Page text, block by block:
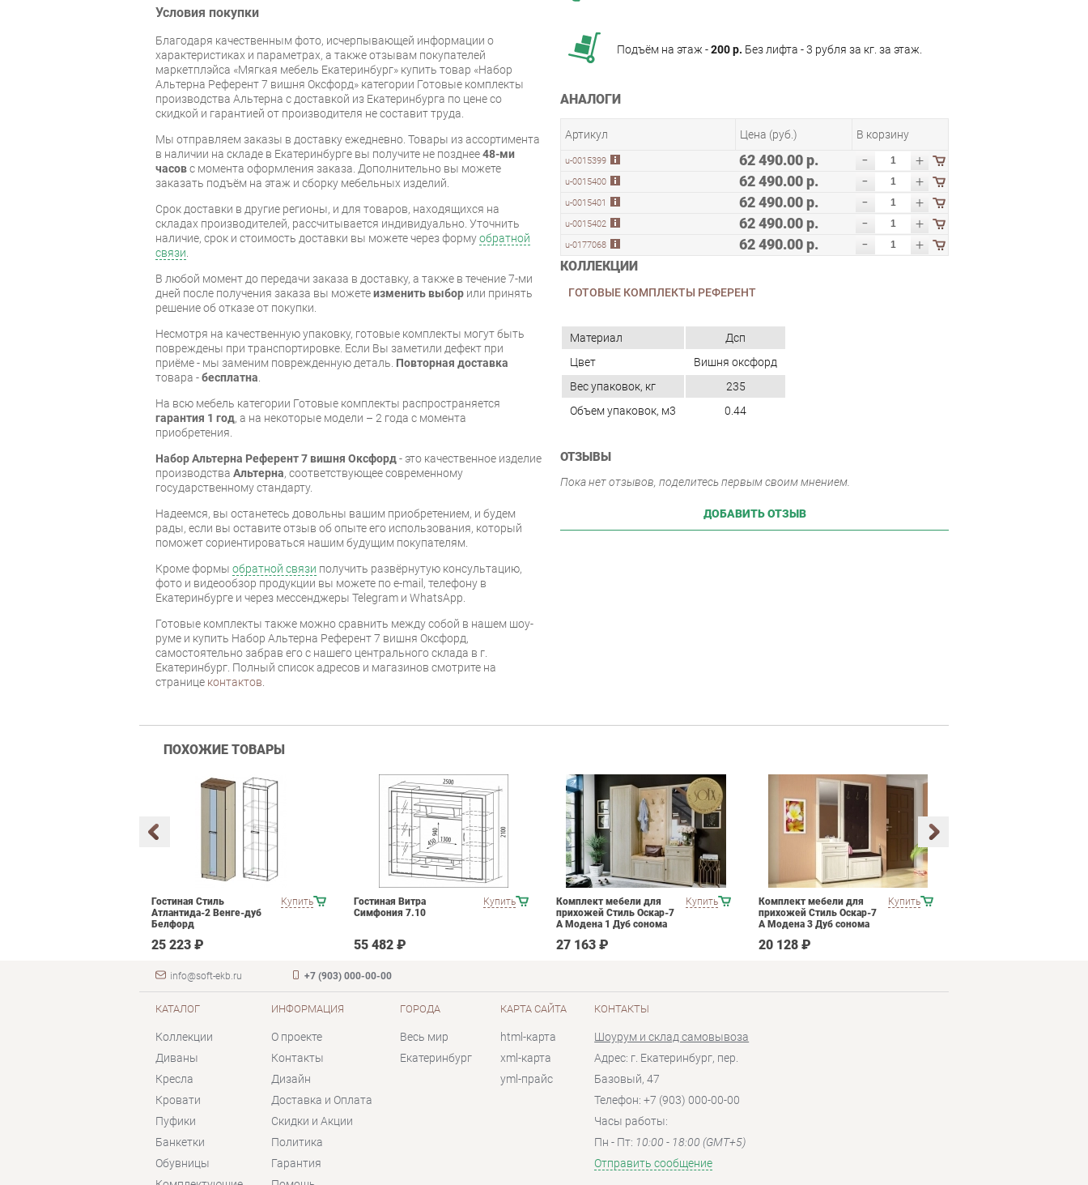
Подъём на этаж -200 р. Без лифта - 3 рубля за кг. за этаж.
АНАЛОГИ
Артикул Цена (руб.) В корзину
u-0015399 62 490.00 р. - +
u-0015400 62 490.00 р. - +
u-0015401 62 490.00 р. - +
u-0015402 62 490.00 р. - +
u-0177068 62 490.00 р. - +
КОЛЛЕКЦИИ
ГОТОВЫЕ КОМПЛЕКТЫ РЕФЕРЕНТ
Условия покупки
Благодаря качественным фото, исчерпывающей информации о
характеристиках и параметрах, а также отзывам покупателей
маркетплэйса «Мягкая мебель Екатеринбург» купить товар «Набор
Альтерна Референт 7 вишня Оксфорд» категории Готовые комплекты
производства Альтерна с доставкой из Екатеринбурга по цене со
скидкой и гарантией от производителя не составит труда.
Мы отправляем заказы в доставку ежедневно. Товары из ассортимента
в наличии на складе в Екатеринбурге вы получите не позднее48-ми
часовс момента оформления заказа. Дополнительно вы можете
заказать подъём на этаж и сборку мебельных изделий.
Срок доставки в другие регионы, и для товаров, находящихся на
складах производителей, рассчитывается индивидуально. Уточнить
наличие, срок и стоимость доставки вы можете через формуобратной
связи.
В любой момент до передачи заказа в доставку, а также в течение 7-ми
дней после получения заказа вы можетеизменить выбор или принять
решение об отказе от покупки.
Несмотря на качественную упаковку, готовые комплекты могут быть
повреждены при транспортировке. Если Вы заметили дефект при
приёме - мы заменим поврежденную деталь. Повторная доставка
товара -бесплатна.
На всю мебель категории Готовые комплекты распространяется
гарантия 1 год, а на некоторые модели – 2 года с момента
приобретения.
Набор Альтерна Референт 7 вишня Оксфорд- это качественное изделие
производства Альтерна, соответствующее современному
государственному стандарту.
Надеемся, вы останетесь довольны вашим приобретением, и будем
рады, если вы оставите отзыв об опыте его использования, который
поможет сориентироваться нашим будущим покупателям.
Кроме формы обратной связи получить развёрнутую консультацию,
фото и видеообзор продукции вы можете по e-mail, телефону в
Екатеринбурге и через мессенджеры Telegram и WhatsApp.
Готовые комплекты также можно сравнить между собой в нашем шоу-
руме и купить Набор Альтерна Референт 7 вишня Оксфорд,
самостоятельно забрав его с нашего центрального склада в г.
Екатеринбург. Полный список адресов и магазинов смотрите на
странице контактов.
Материал
Дсп
Цвет
Вишня оксфорд
Вес упаковок, кг
235
Объем упаковок, м3
0.44
ОТЗЫВЫ
Пока нет отзывов, поделитесь первым своим мнением.
ДОБАВИТЬ ОТЗЫВ
ПОХОЖИЕ ТОВАРЫ
Купить
Гостиная Стиль
Атлантида-2 Венге-дуб
Белфорд
25 223 ₽
Купить
Гостиная Витра
Симфония 7.10
55 482 ₽
Купить
Комплект мебели для
прихожей Стиль Оскар-7
А Модена 1 Дуб сонома
27 163 ₽
Купить
Комплект мебели для
прихожей Стиль Оскар-7
А Модена 3 Дуб сонома
20 128 ₽
info@soft-ekb.ru +7 (903) 000-00-00
КАТАЛОГ
Коллекции
Диваны
Кресла
Кровати
Пуфики
Банкетки
Обувницы
ИНФОРМАЦИЯ
О проекте
Контакты
Дизайн
Доставка и Оплата
Скидки и Акции
Политика
Гарантия
ГОРОДА
Весь мир
Екатеринбург
КАРТА САЙТА
html-карта
xml-карта
yml-прайс
КОНТАКТЫ
Шоурум и склад самовывоза
Адрес: г. Екатеринбург, пер.
Базовый, 47
Телефон: +7 (903) 000-00-00
Часы работы:
Пн - Пт: 10:00 - 18:00 (GMT+5)
Отправить сообщение